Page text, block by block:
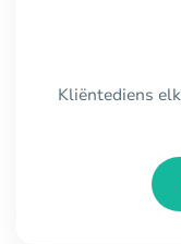
Kliëntediens